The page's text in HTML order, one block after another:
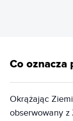
Co oznacza
Okrążając
obserwowany z